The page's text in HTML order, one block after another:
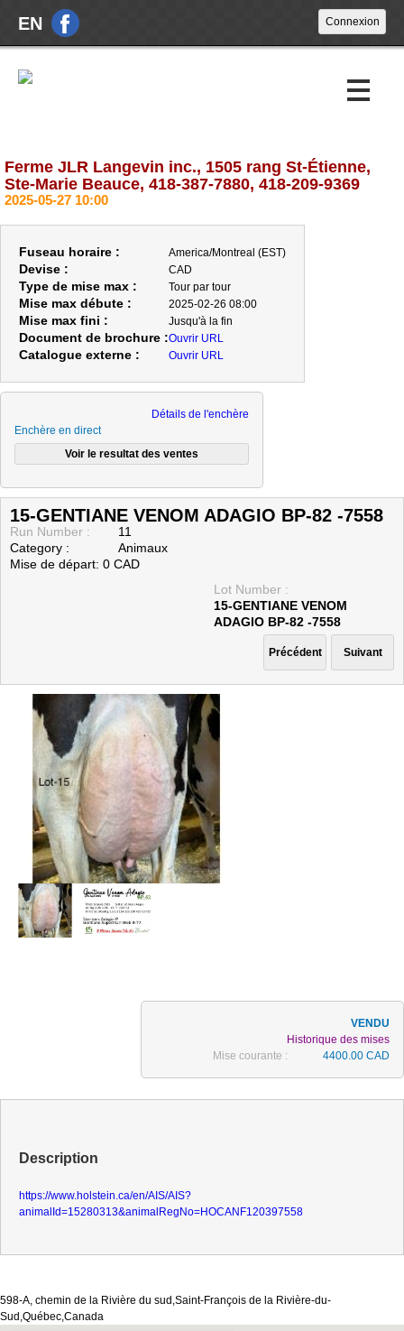
EN
Encans à venir
À propos
Nouvelles
Nous joindre
Ferme JLR Langevin inc., 1505 rang St-Étienne,
Ste-Marie Beauce, 418-387-7880, 418-209-9369
2025-05-27 10:00
Fuseau horaire : America/Montreal (EST)
Devise : CAD
Type de mise max : Tour par tour
Mise max débute : 2025-02-26 08:00
Mise max fini : Jusqu'à la fin
Document de brochure :Ouvrir URL
Catalogue externe : Ouvrir URL
Détails de l'enchère
Enchère en direct
15-GENTIANE VENOM ADAGIO BP-82 -7558
Run Number :
11
Category :
Animaux
Mise de départ: 0 CAD
Lot Number :
15-GENTIANE VENOM
ADAGIO BP-82 -7558
Historique des mises
Mise courante :
4400.00 CAD
Description
https://www.holstein.ca/en/AIS/AIS?
animalId=15280313&animalRegNo=HOCANF120397558
598-A, chemin de la Rivière du sud,Saint-François de la Rivière-du-
Sud,Québec,Canada